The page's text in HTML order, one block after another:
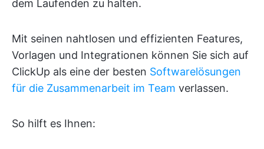
dem Laufenden zu halten.
Mit seinen nahtlosen und effizienten Features,
Vorlagen und Integrationen können Sie sich auf
ClickUp als eine der besten Softwarelösungen
für die Zusammenarbeit im Team verlassen.
So hilft es Ihnen: